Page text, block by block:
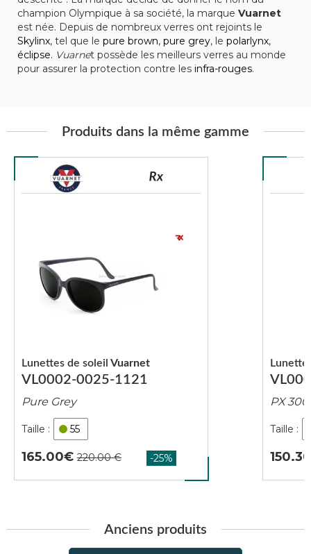
champion Olympique à sa société, la marque Vuarnet
est née. Depuis de nombreux verres ont rejoints le
Skylinx, tel que le pure brown, pure grey, le polarlynx,
éclipse. Vuarnet possède les meilleurs verres au monde
pour assurer la protection contre les infra-rouges.
Produits dans la même gamme
VL0002-0025-1121
Lunettes de soleil Vuarnet
Pure Grey
55
165.00
PX
Anciens produits